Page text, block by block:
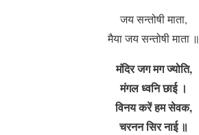
जय सन्तोषी माता,
मैया जय सन्तोषी माता ॥
मंदिर जग मग ज्योति,
मंगल ध्वनि छाई ।
विनय करें हम सेवक,
चरनन सिर नाई ॥